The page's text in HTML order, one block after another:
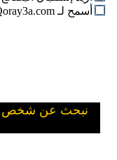
أسمح لـ Qoray3a.com بأن يسجل بياناتي.
نبحث عن شخص